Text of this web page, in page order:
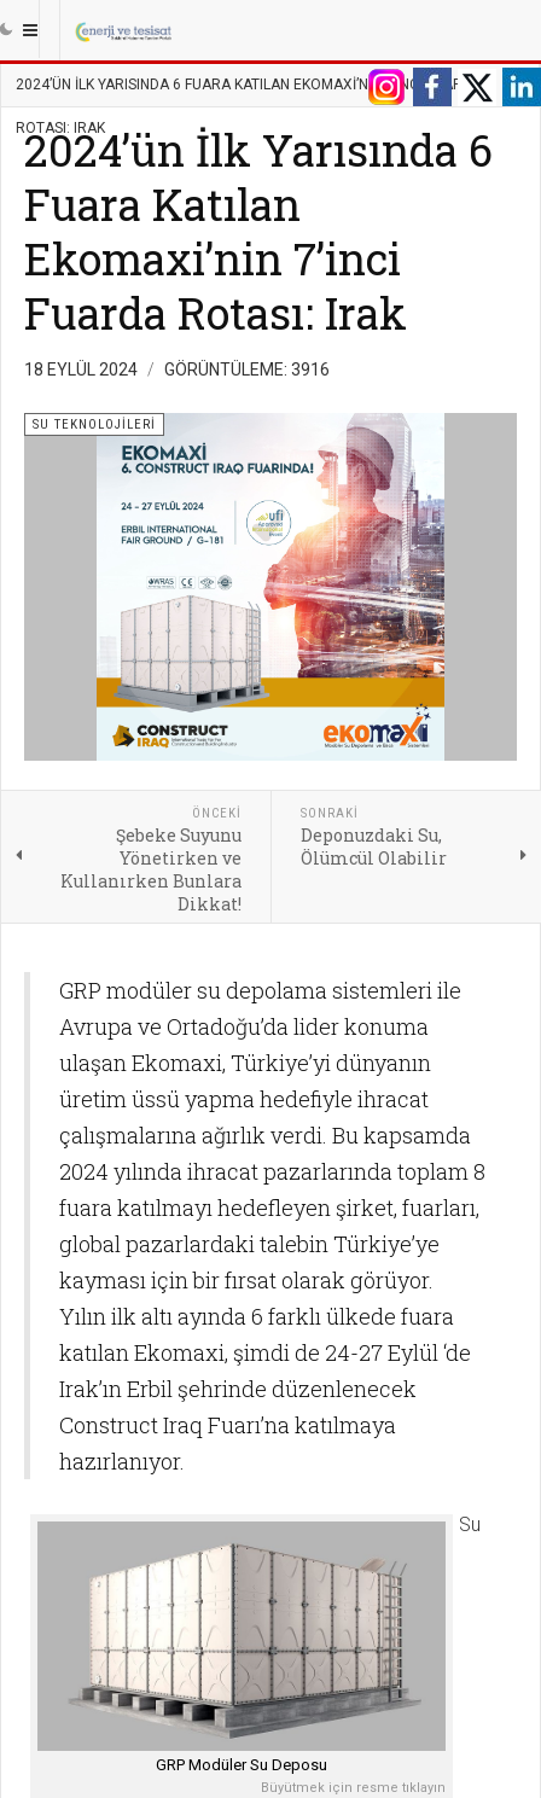
||| ANASAYFA TESISAT
2024’ÜN İLK YARISINDA 6 FUARA KATILAN EKOMAXI’NIN 7’INCI FUARDA
ROTASI: IRAK
2024’ün İlk Yarısında 6
Fuara Katılan
Ekomaxi’nin 7’inci
Fuarda Rotası: Irak
18 EYLÜL 2024 GÖRÜNTÜLEME: 3916
SU TEKNOLOJILERI
ÖNCEKI
Şebeke Suyunu
Yönetirken ve
Kullanırken Bunlara
Dikkat!
SONRAKI
Deponuzdaki Su,
Ölümcül Olabilir
GRP modüler su depolama sistemleri ile
Avrupa ve Ortadoğu’da lider konuma
ulaşan Ekomaxi, Türkiye’yi dünyanın
üretim üssü yapma hedefiyle ihracat
çalışmalarına ağırlık verdi. Bu kapsamda
2024 yılında ihracat pazarlarında toplam 8
fuara katılmayı hedefleyen şirket, fuarları,
global pazarlardaki talebin Türkiye’ye
kayması için bir fırsat olarak görüyor.
Yılın ilk altı ayında 6 farklı ülkede fuara
katılan Ekomaxi, şimdi de 24-27 Eylül ‘de
Irak’ın Erbil şehrinde düzenlenecek
Construct Iraq Fuarı’na katılmaya
hazırlanıyor.
GRP Modüler Su Deposu
Büyütmek için resme tıklayın
Su